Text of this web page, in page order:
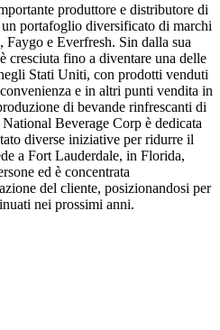
produttore e distributore di
portafoglio diversificato di marchi
e Everfresh. Sin dalla sua
cresciuta fino a diventare una delle
Stati Uniti, con prodotti venduti
e in altri punti vendita in
di bevande rinfrescanti di
Beverage Corp è dedicata
diverse iniziative per ridurre il
a Fort Lauderdale, in Florida,
ed è concentrata
del cliente, posizionandosi per
nei prossimi anni.